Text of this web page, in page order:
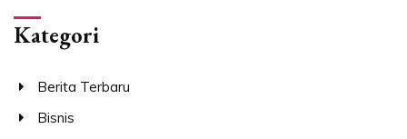
Kategori
Berita Terbaru
Bisnis